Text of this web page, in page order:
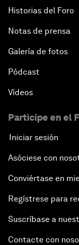
Historias del Foro
Notas de prensa
Galería de fotos
Pódcast
Vídeos
Participe en el
Iniciar sesión
Asóciese con
Conviértase en
Regístrese para
Suscríbase a
Contacte con